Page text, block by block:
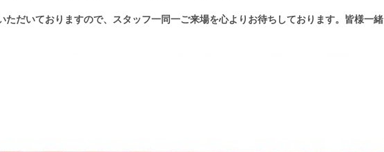
だいておりますので、 スタッフ一同一ご来場を心よりお待ちしております。皆様一